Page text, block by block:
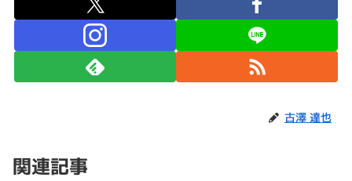
古澤 達也
関連記事